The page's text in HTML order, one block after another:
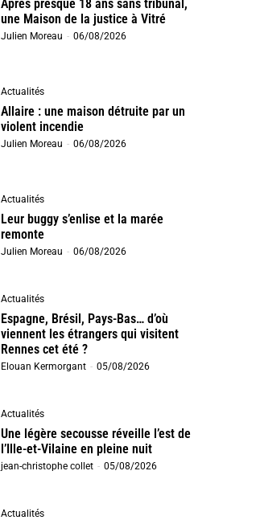
Après presque 18 ans sans tribunal,
une Maison de la justice à Vitré
Julien Moreau - 06/08/2026
Actualités
Allaire : une maison détruite par un
violent incendie
Julien Moreau - 06/08/2026
Actualités
Leur buggy s’enlise et la marée
remonte
Julien Moreau - 06/08/2026
Actualités
Espagne, Brésil, Pays-Bas… d’où
viennent les étrangers qui visitent
Rennes cet été ?
Elouan Kermorgant - 05/08/2026
Actualités
Une légère secousse réveille l’est de
l’Ille-et-Vilaine en pleine nuit
jean-christophe collet - 05/08/2026
Actualités